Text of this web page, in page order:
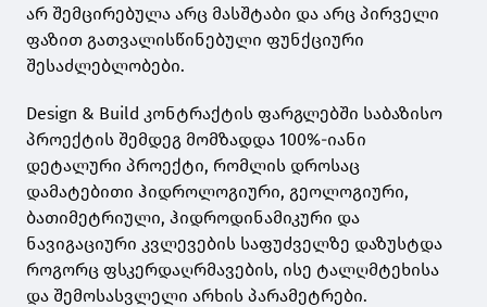
არ შემცირებულა არც მასშტაბი და არც პირველი
ფაზით გათვალისწინებული ფუნქციური
შესაძლებლობები.
Design & Build კონტრაქტის ფარგლებში საბაზისო
პროექტის შემდეგ მომზადდა 100%-იანი
დეტალური პროექტი, რომლის დროსაც
დამატებითი ჰიდროლოგიური, გეოლოგიური,
ბათიმეტრიული, ჰიდროდინამიკური და
ნავიგაციური კვლევების საფუძველზე დაზუსტდა
როგორც ფსკერდაღრმავების, ისე ტალღმტეხისა
და შემოსასვლელი არხის პარამეტრები.